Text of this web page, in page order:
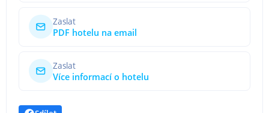
Zaslat
PDF hotelu na email
Zaslat
Více informací o hotelu